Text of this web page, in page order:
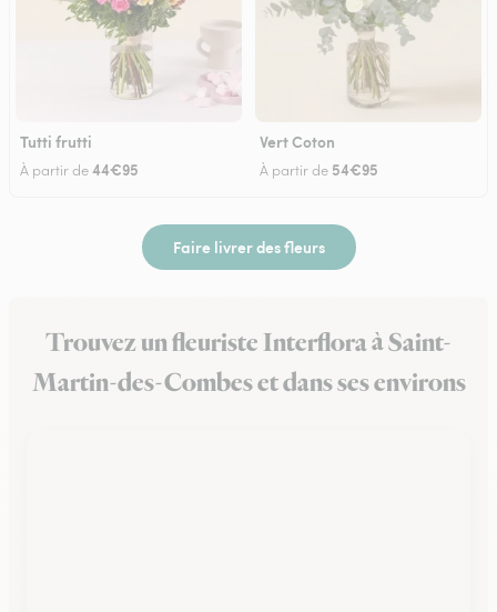
Tutti frutti
À partir de44€95
Vert Coton
À partir de 54€95
Faire livrer des fleurs
Trouvez un fleuriste Interflora à Saint-
Martin-des-Combes et dans ses environs